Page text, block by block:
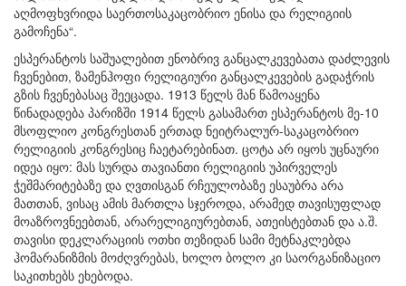
აღმოფხვრიდა საერთოსაკაცობრიო ენისა და რელიგიის
გამოჩენა“.
ესპერანტოს საშუალებით ენობრივ განცალკევებათა დაძლევის
ჩვენებით, ზამენჰოფი რელიგიური განცალკევების გადაჭრის
გზის ჩვენებასაც შეეცადა. 1913 წელს მან წამოაყენა
წინადადება პარიზში 1914 წელს გასამართ ესპერანტოს მე-10
მსოფლიო კონგრესთან ერთად ნეიტრალურ-საკაცობრიო
რელიგიის კონგრესიც ჩაეტარებინათ. ცოტა არ იყოს უცნაური
იდეა იყო: მას სურდა თავიანთი რელიგიის უპირველეს
ჭეშმარიტებაზე და ღვთისგან რჩეულობაზე ესაუბრა არა
მათთან, ვისაც ამის მართლა სჯეროდა, არამედ თავისუფლად
მოაზროვნეებთან, არარელიგიურებთან, ათეისტებთან და ა.შ.
თავისი დეკლარაციის ოთხი თეზიდან სამი მეტნაკლებდა
ჰომარანიზმის მოძღვრებას, ხოლო ბოლო კი საორგანიზაციო
საკითხებს ეხებოდა.